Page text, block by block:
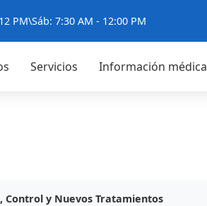
PM\Sáb: 7:30 AM - 12:00 PM
Servicios Información médica
Control y Nuevos Tratamientos